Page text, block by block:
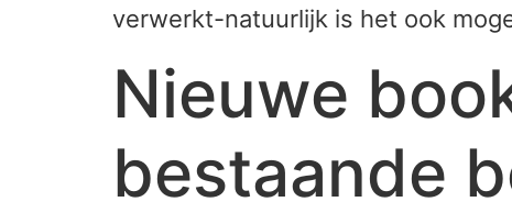
verwerkt-natuurlijk is het ook
Nieuwe
bestaande